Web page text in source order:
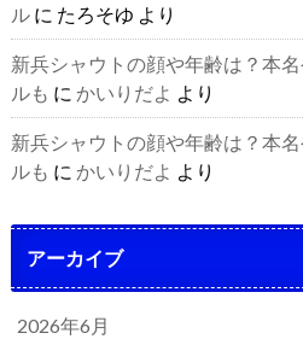
ルに たろそゆ より
新兵シャウトの顔や年齢は？本
ルも に かいりだよ より
新兵シャウトの顔や年齢は？本
ルも に かいりだよ より
アーカイブ
2026年6月